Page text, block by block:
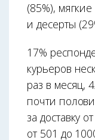
(85%),
и десерты
17%
курьеров
раз в месяц,
почти
за доставку
от 501 до